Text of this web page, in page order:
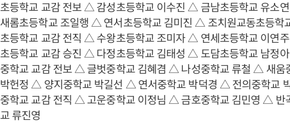
초등학교 교감 전보 △ 감성초등학교 이수진 △ 금남초등학교 유소
새롬초등학교 조일행 △ 연서초등학교 김미진 △ 조치원교동초등학
초등학교 교감 전직 △ 수왕초등학교 조미자 △ 연세초등학교 이연
초등학교 교감 승진 △ 다정초등학교 김태성 △ 도담초등학교 남정
중학교 교감 전보 △ 글벗중학교 김혜겸 △ 나성중학교 류철 △ 새움
박헌정 △ 양지중학교 박길선 △ 연서중학교 박덕경 △ 전의중학교
중학교 교감 전직 △ 고운중학교 이정님 △ 금호중학교 김민영 △ 반
교 류진영